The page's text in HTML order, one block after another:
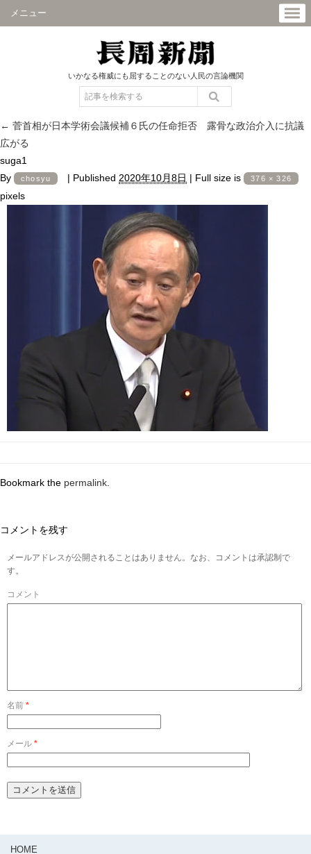
メニュー
いかなる権威にも屈することのない人民の言論機関
← 菅首相が日本学術会議候補６氏の任命拒否 露骨な政治介入に抗議
広がる
suga1
By
chosyu | Published 2020年10月8日 | Full size is 376 × 326
pixels
Bookmark the permalink
コメントを残す
メールアドレスが公開されることはありません。なお、コメントは承認制で
す。
コメント
名前 *
メール *
HOME